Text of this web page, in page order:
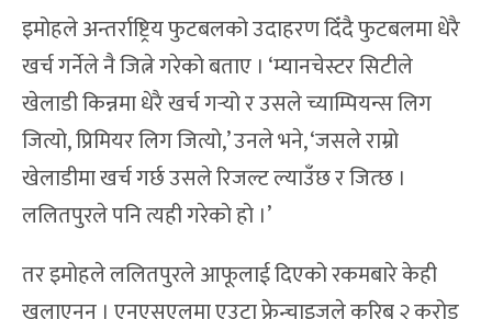
इमोहले अन्तर्राष्ट्रिय फुटबलको उदाहरण दिँदै फुटबलमा धेरै
खर्च गर्नेले नै जित्ने गरेको बताए । ‘म्यानचेस्टर सिटीले
खेलाडी किन्नमा धेरै खर्च गर्‍यो र उसले च्याम्पियन्स लिग
जित्यो, प्रिमियर लिग जित्यो,’ उनले भने, ‘जसले राम्रो
खेलाडीमा खर्च गर्छ उसले रिजल्ट ल्याउँछ र जित्छ ।
ललितपुरले पनि त्यही गरेको हो ।’
तर इमोहले ललितपुरले आफूलाई दिएको रकमबारे केही